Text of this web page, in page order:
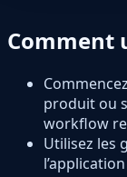
Comment
produit ou
workflow
Utilisez les